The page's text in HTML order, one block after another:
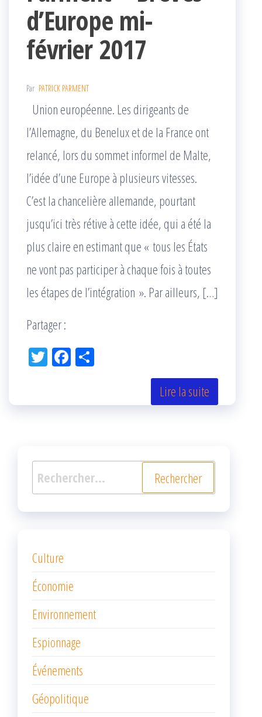
d’Europe mi-
février 2017
Par PATRICK PARMENT
Union européenne. Les dirigeants de
l’Allemagne, du Benelux et de la France ont
relancé, lors du sommet informel de Malte,
l’idée d’une Europe à plusieurs vitesses.
C’est la chancelière allemande, pourtant
jusqu’ici très rétive à cette idée, qui a été la
plus claire en estimant que « tous les États
ne vont pas participer à chaque fois à toutes
les étapes de l’intégration ». Par ailleurs, […]
Partager :
Tw Fac
k r
Lire la suite
Rechercher :
Culture
Économie
Environnement
Espionnage
Événements
Géopolitique